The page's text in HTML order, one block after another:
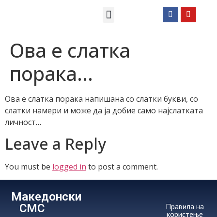
Ова е слатка
порака…
Ова е слатка порака напишана со слатки букви, со
слатки намери и може да ја добие само најслатката
личност…
Leave a Reply
You must be logged in to post a comment.
Македонски
СМС
Правила на
користење